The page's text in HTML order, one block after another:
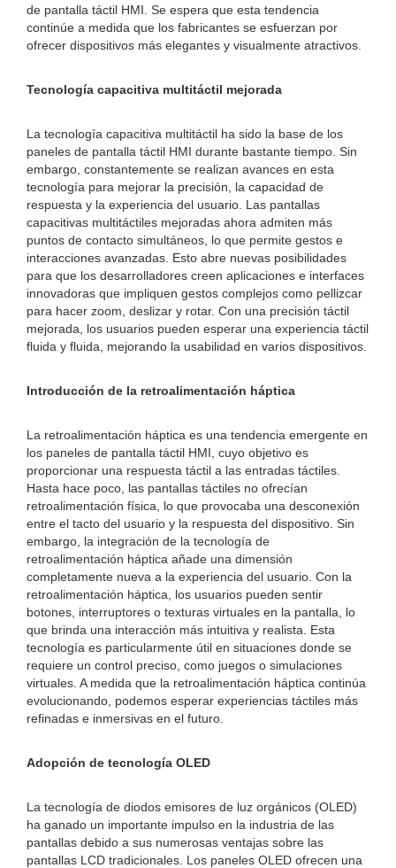
de pantalla táctil HMI. Se espera que esta tendencia
continúe a medida que los fabricantes se esfuerzan por
ofrecer dispositivos más elegantes y visualmente atractivos.
Tecnología capacitiva multitáctil mejorada
La tecnología capacitiva multitáctil ha sido la base de los
paneles de pantalla táctil HMI durante bastante tiempo. Sin
embargo, constantemente se realizan avances en esta
tecnología para mejorar la precisión, la capacidad de
respuesta y la experiencia del usuario. Las pantallas
capacitivas multitáctiles mejoradas ahora admiten más
puntos de contacto simultáneos, lo que permite gestos e
interacciones avanzadas. Esto abre nuevas posibilidades
para que los desarrolladores creen aplicaciones e interfaces
innovadoras que impliquen gestos complejos como pellizcar
para hacer zoom, deslizar y rotar. Con una precisión táctil
mejorada, los usuarios pueden esperar una experiencia táctil
fluida y fluida, mejorando la usabilidad en varios dispositivos.
Introducción de la retroalimentación háptica
La retroalimentación háptica es una tendencia emergente en
los paneles de pantalla táctil HMI, cuyo objetivo es
proporcionar una respuesta táctil a las entradas táctiles.
Hasta hace poco, las pantallas táctiles no ofrecían
retroalimentación física, lo que provocaba una desconexión
entre el tacto del usuario y la respuesta del dispositivo. Sin
embargo, la integración de la tecnología de
retroalimentación háptica añade una dimensión
completamente nueva a la experiencia del usuario. Con la
retroalimentación háptica, los usuarios pueden sentir
botones, interruptores o texturas virtuales en la pantalla, lo
que brinda una interacción más intuitiva y realista. Esta
tecnología es particularmente útil en situaciones donde se
requiere un control preciso, como juegos o simulaciones
virtuales. A medida que la retroalimentación háptica continúa
evolucionando, podemos esperar experiencias táctiles más
refinadas e inmersivas en el futuro.
Adopción de tecnología OLED
La tecnología de diodos emisores de luz orgánicos (OLED)
ha ganado un importante impulso en la industria de las
pantallas debido a sus numerosas ventajas sobre las
pantallas LCD tradicionales. Los paneles OLED ofrecen una